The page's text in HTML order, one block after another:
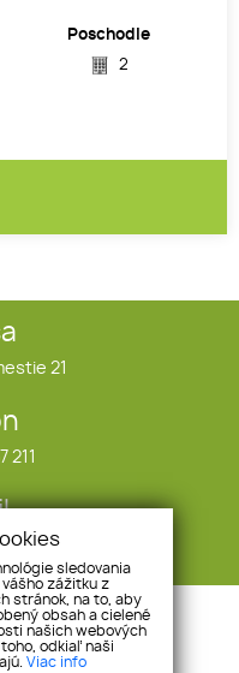
Poschodie
2
21
211
Ponuka/dopyt
Referencie
sledovania
zážitku z
stránok, na to, aby
obsah a cielené
našich webových
odkiaľ naši
Viac info